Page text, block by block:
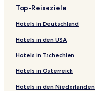
Top-Reiseziele
Hotels in Deutschland
Hotels in den USA
Hotels in Tschechien
Hotels in Österreich
Hotels in den Niederlanden